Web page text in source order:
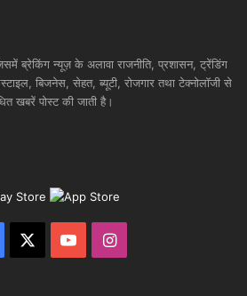
ब्रेकिंग न्यूज़ के अलावा राजनीति, प्रशासन, ट्रेंडिंग
बिजनेस, सेहत, ब्यूटी, रोजगार तथा टेक्नोलॉजी से
खबरें पोस्ट की जाती है।
YouTubeInstagram